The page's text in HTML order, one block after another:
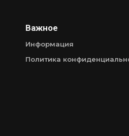
Важное
Информация
Политика